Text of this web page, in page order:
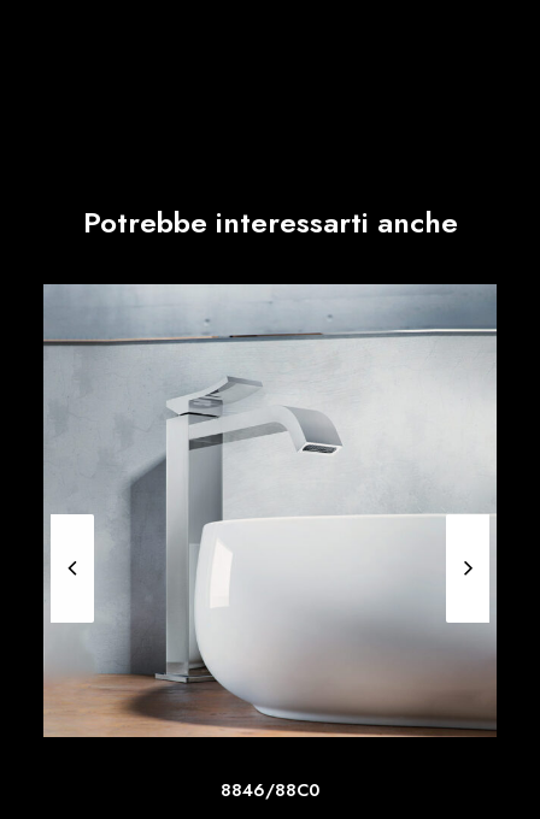
Potrebbe interessarti anche
SCOPRI DI PIU'
8846/88C0